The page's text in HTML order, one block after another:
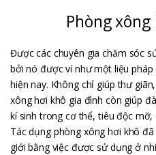
Phòng
Được các chuyên gia chăm sóc
bởi nó được ví như một liệu
hiện nay. Không chỉ giúp thư
xông hơi khô gia đình còn giúp
kí sinh trong cơ thể, tiêu độc
Tác dụng phòng xông hơi khô
giới bằng việc được sử dụng ở